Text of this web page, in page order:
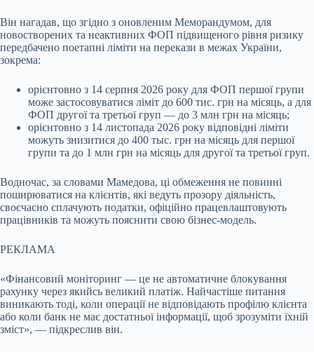
Він нагадав, що згідно з оновленим Меморандумом, для
новостворених та неактивних ФОП підвищеного рівня ризику
передбачено поетапні ліміти на перекази в межах України,
зокрема:
орієнтовно з 14 серпня 2026 року для ФОП першої групи
може застосовуватися ліміт до 600 тис. грн на місяць, а для
ФОП другої та третьої груп — до 3 млн грн на місяць;
орієнтовно з 14 листопада 2026 року відповідні ліміти
можуть знизитися до 400 тыс. грн на місяць для першої
групи та до 1 млн грн на місяць для другої та третьої груп.
Водночас, за словами Мамедова, ці обмеження не повинні
поширюватися на клієнтів, які ведуть прозору діяльність,
своєчасно сплачують податки, офіційно працевлаштовують
працівників та можуть пояснити свою бізнес-модель.
РЕКЛАМА
«Фінансовий моніторинг — це не автоматичне блокування
рахунку через якийсь великий платіж. Найчастіше питання
виникають тоді, коли операції не відповідають профілю клієнта
або коли банк не має достатньої інформації, щоб зрозуміти їхній
зміст», — підкреслив він.